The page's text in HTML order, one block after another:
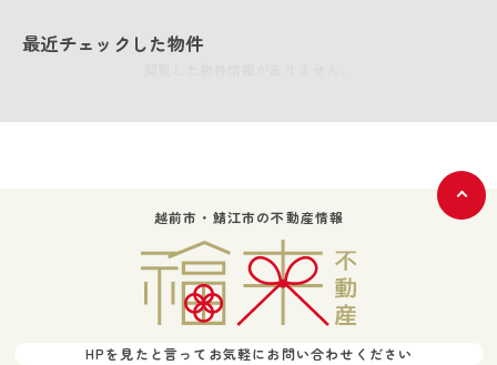
最近チェックした物件
越前市・鯖江市の不動産情報
HPを見たと言ってお気軽にお問い合わせください